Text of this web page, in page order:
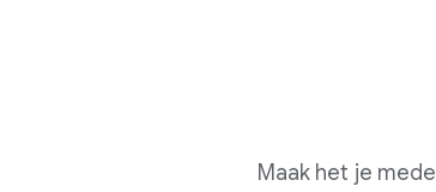
Maak het je